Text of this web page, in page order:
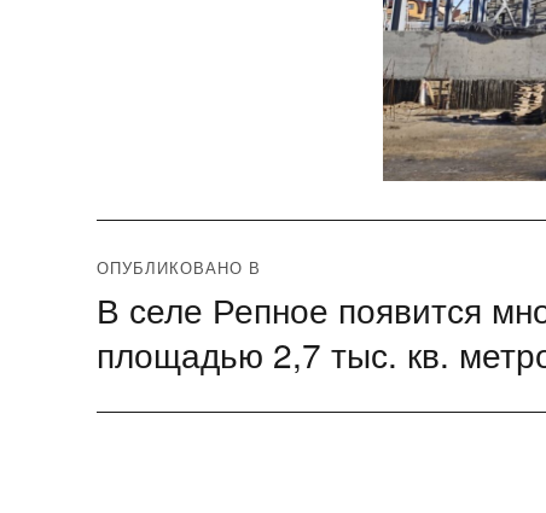
Навигация
по
записям
ОПУБЛИКОВАНО В
В селе Репное появится
площадью 2,7 тыс. кв.